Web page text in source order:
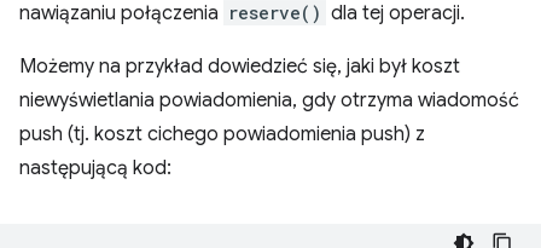
nawiązaniu połączenia reserve() dla tej operacji.
Możemy na przykład dowiedzieć się, jaki był koszt
niewyświetlania powiadomienia, gdy otrzyma wiadomość
push (tj. koszt cichego powiadomienia push) z
następującą kod: